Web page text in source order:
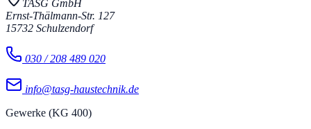
TASG GmbH
Ernst-Thälmann-Str. 127
15732 Schulzendorf
030 / 208 489 020
info@tasg-haustechnik.de
Gewerke (KG 400)